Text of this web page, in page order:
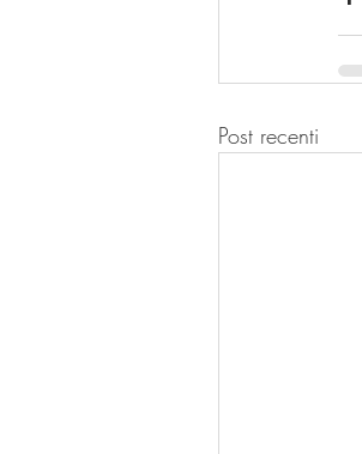
Post recenti